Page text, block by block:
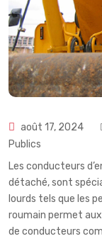
août 17, 2024
Publics
Les conducteurs
détaché, sont
lourds tels que les
roumain permet
de conducteurs